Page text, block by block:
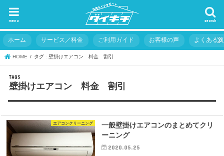
search
menu
ホーム サービス／料金 ご利用ガイド お客様の声 よくある
HOME タグ : 壁掛けエアコン 料金 割引
壁掛けエアコン 料金 割引
エアコンクリーニング
一般壁掛けエアコンのまとめてクリ
ーニング
2020.05.25